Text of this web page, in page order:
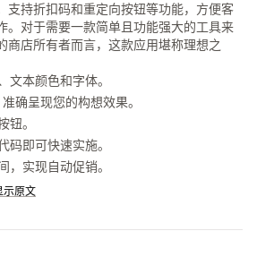
支持折扣码和重定向按钮等功能，方便客
。对于需要一款简单且功能强大的工具来
商店所有者而言，这款应用堪称理想之
文本颜色和字体。
确呈现您的构想效果。
钮。
码即可快速实施。
，实现自动促销。
示原文